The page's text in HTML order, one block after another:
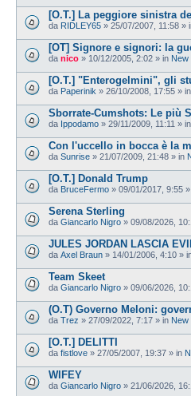
[O.T.] La peggiore sinistra
da RIDLEY65 » 25/07/2007, 11:58 »
[OT] Signore e signori: la
da nico » 10/12/2005, 2:02 » in New
[O.T.] "Enterogelmini", gli
da Paperinik » 26/10/2008, 17:55 » in
Sborrate-Cumshots: Le più
da Ippodamo » 29/11/2009, 11:11 » in
Con l'uccello in bocca è la
da Sunrise » 21/07/2009, 21:48 » in
[O.T.] Donald Trump
da BruceFermo » 09/01/2017, 9:55
Serena Sterling
da Giancarlo Nigro » 09/08/2026,
JULES JORDAN LASCIA
da Axel Braun » 14/01/2006, 4:10 »
Team Skeet
da Giancarlo Nigro » 09/06/2026,
(O.T) Governo Meloni:
da Trez » 27/09/2022, 7:17 » in New
[O.T.] DELITTI
da fistlove » 27/05/2007, 19:37 » in
WIFEY
da Giancarlo Nigro » 21/06/2026,